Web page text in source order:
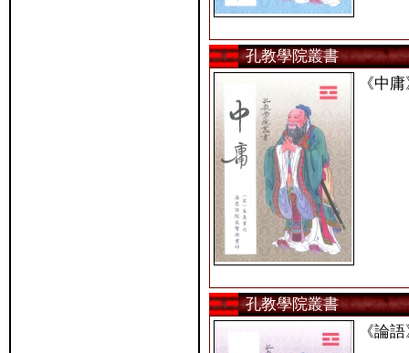
孔教學院叢書
《中
孔教學院叢書
《論